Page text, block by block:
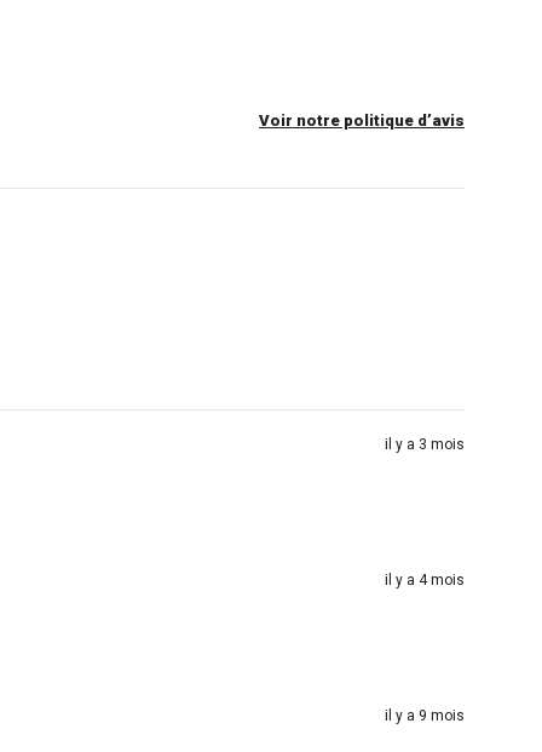
Voir notre politique d’avis
il y a 3 mois
il y a 4 mois
il y a 9 mois